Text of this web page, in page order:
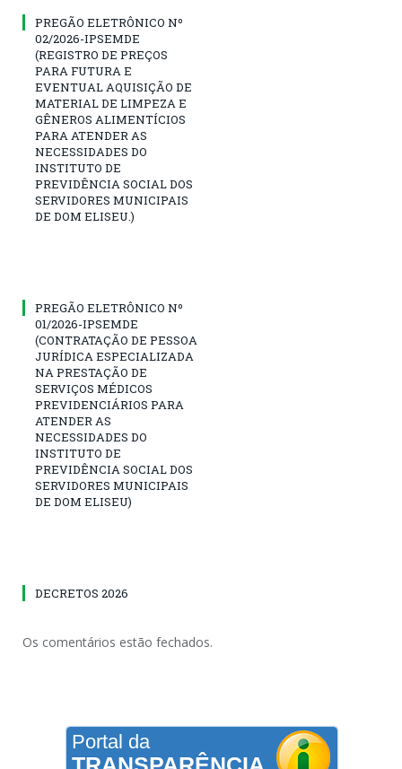
PREGÃO ELETRÔNICO Nº
02/2026-IPSEMDE
(REGISTRO DE PREÇOS
PARA FUTURA E
EVENTUAL AQUISIÇÃO DE
MATERIAL DE LIMPEZA E
GÊNEROS ALIMENTÍCIOS
PARA ATENDER AS
NECESSIDADES DO
INSTITUTO DE
PREVIDÊNCIA SOCIAL DOS
SERVIDORES MUNICIPAIS
DE DOM ELISEU.)
PREGÃO ELETRÔNICO Nº
01/2026-IPSEMDE
(CONTRATAÇÃO DE PESSOA
JURÍDICA ESPECIALIZADA
NA PRESTAÇÃO DE
SERVIÇOS MÉDICOS
PREVIDENCIÁRIOS PARA
ATENDER AS
NECESSIDADES DO
INSTITUTO DE
PREVIDÊNCIA SOCIAL DOS
SERVIDORES MUNICIPAIS
DE DOM ELISEU)
DECRETOS 2026
Os comentários estão fechados.
Portal da